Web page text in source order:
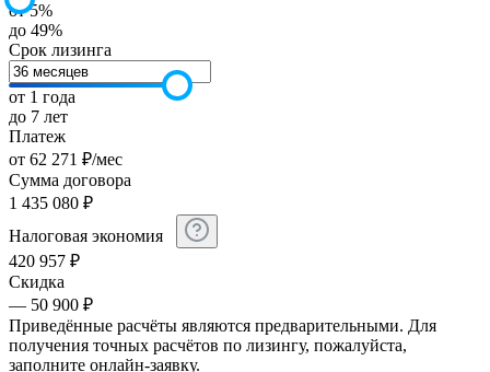
от 5%
до 49%
Срок лизинга
от 1 года
до 7 лет
Платеж
от 62 271 ₽/мес
Сумма договора
1 435 080 ₽
Налоговая экономия
420 957 ₽
Скидка
— 50 900 ₽
Приведённые расчёты являются предварительными. Для
получения точных расчётов по лизингу, пожалуйста,
заполните онлайн-заявку.